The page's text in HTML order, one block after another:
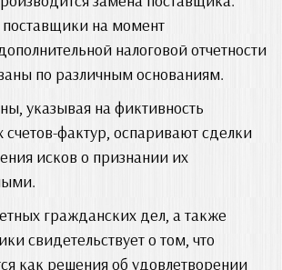
поставщики на момент
налоговой отчетности
по различным основаниям.
указывая на фиктивность
счетов-фактур, оспаривают сделки
исков о признании их
гражданских дел, а также
свидетельствует о том, что
как решения об удовлетворении